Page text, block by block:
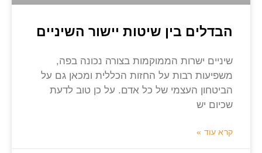
הבדלים בין שיטות יישור השיניים
שיניים ישרות הממוקמות בצורה נכונה בפה,
משפיעות רבות על החזות הכללית ומכאן גם על
הביטחון העצמי של כל אדם. על כן טוב לדעת
שכיום יש
קרא עוד »